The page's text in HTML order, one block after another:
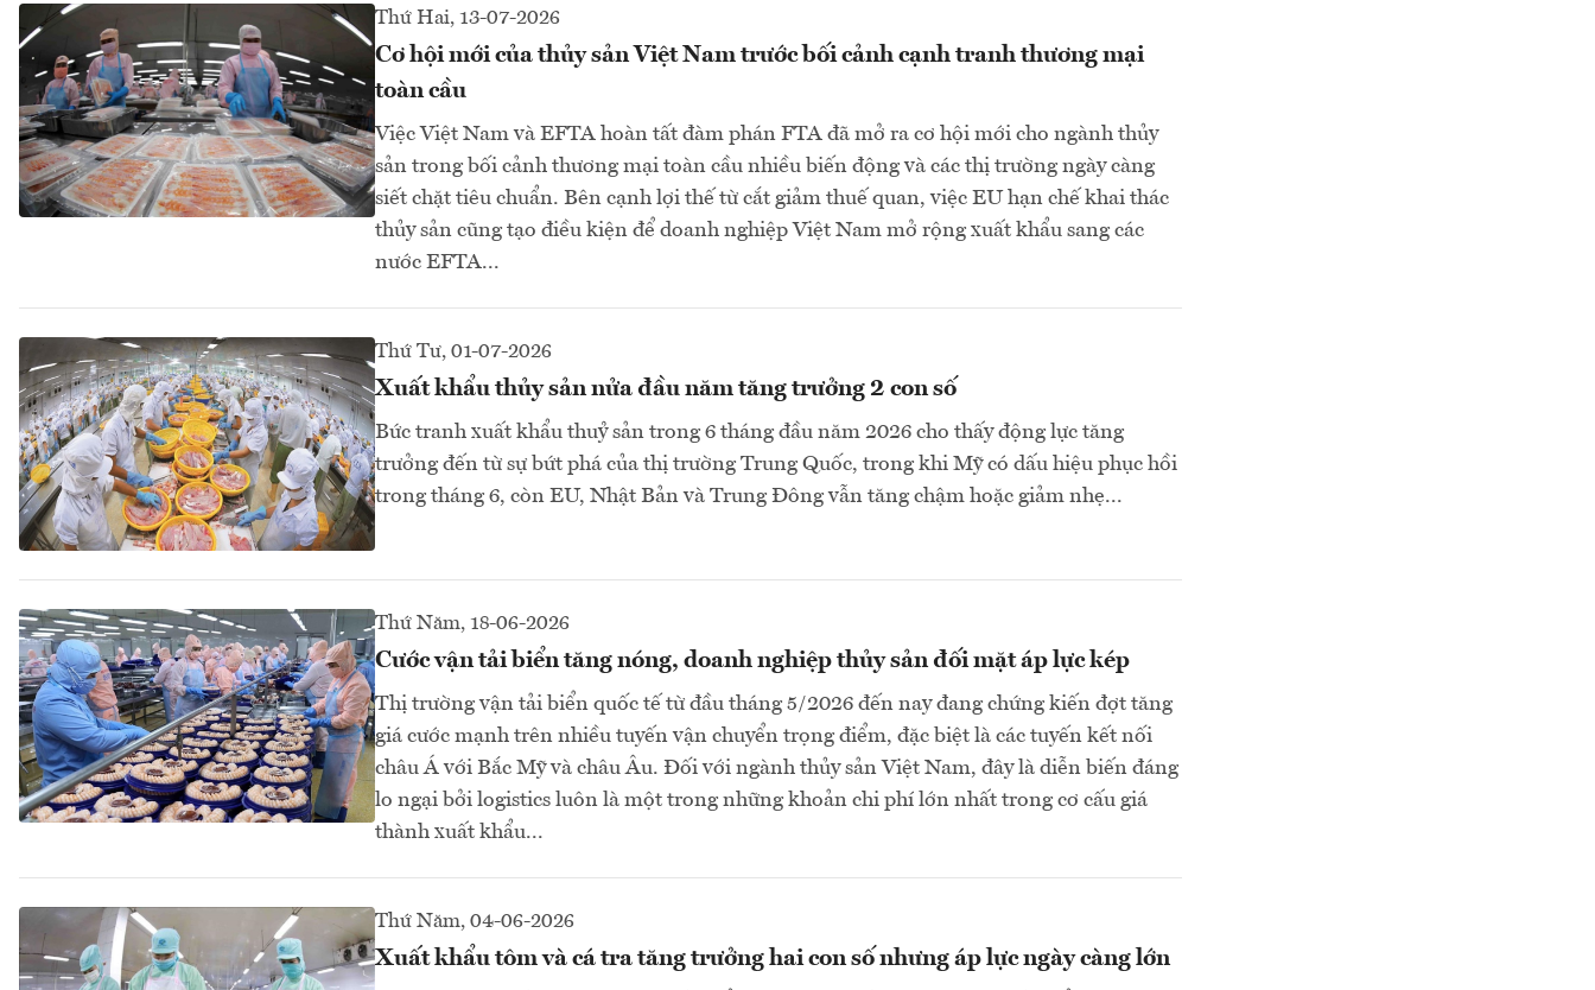
Thứ Hai, 13-07-2026
Cơ hội mới của thủy sản Việt Nam trước bối cảnh cạnh tranh thương mại
toàn cầu
Việc Việt Nam và EFTA hoàn tất đàm phán FTA đã mở ra cơ hội mới cho ngành thủy
sản trong bối cảnh thương mại toàn cầu nhiều biến động và các thị trường ngày càng
siết chặt tiêu chuẩn. Bên cạnh lợi thế từ cắt giảm thuế quan, việc EU hạn chế khai thác
thủy sản cũng tạo điều kiện để doanh nghiệp Việt Nam mở rộng xuất khẩu sang các
nước EFTA...
Thứ Tư, 01-07-2026
Xuất khẩu thủy sản nửa đầu năm tăng trưởng 2 con số
Bức tranh xuất khẩu thuỷ sản trong 6 tháng đầu năm 2026 cho thấy động lực tăng
trưởng đến từ sự bứt phá của thị trường Trung Quốc, trong khi Mỹ có dấu hiệu phục hồi
trong tháng 6, còn EU, Nhật Bản và Trung Đông vẫn tăng chậm hoặc giảm nhẹ...
Thứ Năm, 18-06-2026
Cước vận tải biển tăng nóng, doanh nghiệp thủy sản đối mặt áp lực kép
Thị trường vận tải biển quốc tế từ đầu tháng 5/2026 đến nay đang chứng kiến đợt tăng
giá cước mạnh trên nhiều tuyến vận chuyển trọng điểm, đặc biệt là các tuyến kết nối
châu Á với Bắc Mỹ và châu Âu. Đối với ngành thủy sản Việt Nam, đây là diễn biến đáng
lo ngại bởi logistics luôn là một trong những khoản chi phí lớn nhất trong cơ cấu giá
thành xuất khẩu...
Thứ Năm, 04-06-2026
Xuất khẩu tôm và cá tra tăng trưởng hai con số nhưng áp lực ngày càng lớn